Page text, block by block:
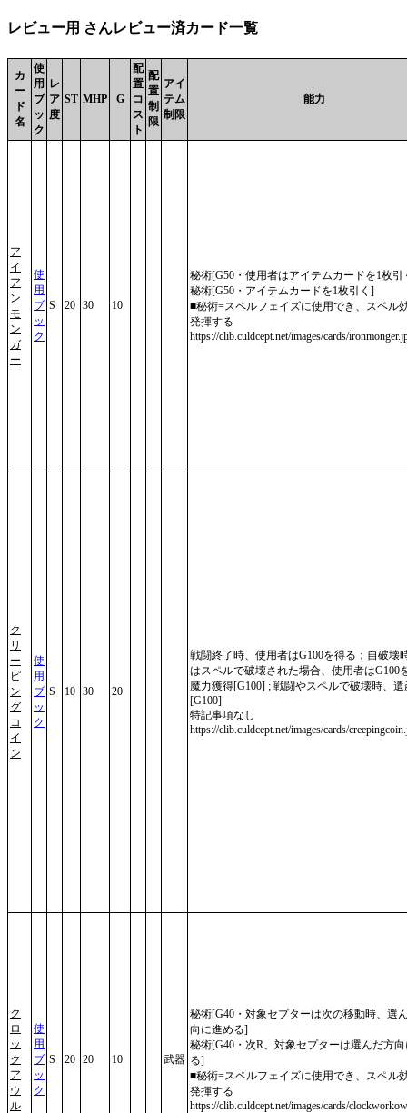
レビュー用 さんレビュー済カード一覧
カ
ー
ド
名
使
用
ブ
ッ
ク
レ
ア
度
ST MHP G
配
置
コ
ス
ト
配
置
制
限
アイ
テム
制限
能力
ア
イ
ア
ン
モ
ン
ガ
ー
使
用
ブ
ッ
ク
S 20 30 10
秘術[G50・使用者はアイテムカードを1枚引
秘術[G50・アイテムカードを1枚引く]
■秘術=スペルフェイズに使用でき、スペル
発揮する
https://clib.culdcept.net/images/cards/
ク
リ
ー
ピ
ン
グ
コ
イ
ン
使
用
ブ
ッ
ク
S 10 30 20
戦闘終了時、使用者はG100を得る；自破壊
はスペルで破壊された場合、使用者はG100
魔力獲得[G100] ; 戦闘やスペルで破壊時、遺
[G100]
特記事項なし
https://clib.culdcept.net/images/cards/
ク
ロ
ッ
ク
ア
ウ
ル
使
用
ブ
ッ
ク
S 20 20 10 武器
秘術[G40・対象セプターは次の移動時、選
向に進める]
秘術[G40・次R、対象セプターは選んだ方
る]
■秘術=スペルフェイズに使用でき、スペル
発揮する
https://clib.culdcept.net/images/cards/